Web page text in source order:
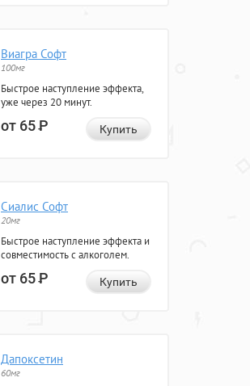
Виагра Софт
100мг
Быстрое наступление эффекта,
уже через 20 минут.
от 65Р Купить
Сиалис Софт
20мг
Быстрое наступление эффекта и
совместимость с алкоголем.
от 65Р Купить
Дапоксетин
60мг